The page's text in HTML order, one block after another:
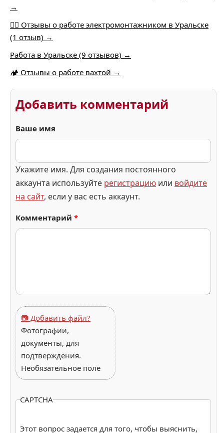
→
👷‍♂️ Отзывы о работе электромонтажником в Уральске
(1 отзыв) →
Работа в Уральске (9 отзывов) →
🏕 Отзывы о работе вахтой →
Добавить комментарий
Ваше имя
Укажите имя. Для создания постоянного
аккаунта используйте регистрацию или войдите
на сайт, если у вас есть аккаунт.
Комментарий *
📷 Добавить файл?
Фотографии,
документы, для
подтверждения.
Необязательное поле
CAPTCHA
Этот вопрос задается для того, чтобы выяснить,